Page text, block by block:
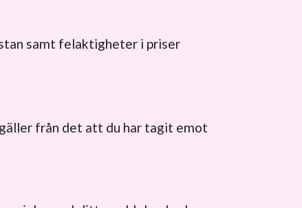
samt felaktigheter i priser
från det att du har tagit emot